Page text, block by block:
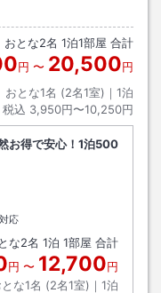
おとな2名 1泊1部屋 合計
円 〜 20,500円
おとな1名 (2名1室)｜ 1泊
税込 3,950円〜10,250円
お得で安心！1泊500
応
な2名 1泊 1部屋 合計
円 〜 12,700円
とな1名 (2名1室)｜ 1泊